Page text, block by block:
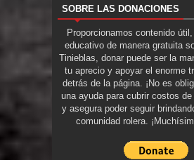
SOBRE LAS DONACIONES
Proporcionamos contenido
educativo de manera gratuita
Tinieblas, donar puede ser la
tu aprecio y apoyar el enorme
detrás de la página. ¡No es
una ayuda para cubrir costos
y asegura poder seguir
comunidad rolera.